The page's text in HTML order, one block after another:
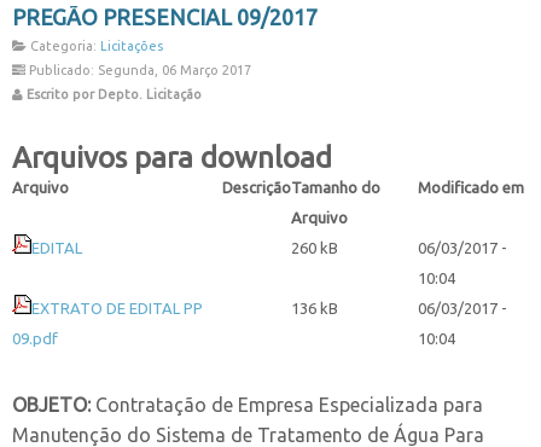
PREGÃO PRESENCIAL 09/2017
Categoria: Licitações
Publicado: Segunda, 06 Março 2017
Escrito por Depto. Licitação
Arquivos para download
Arquivo DescriçãoTamanho do
Arquivo
Modificado em
EDITAL 260 kB
06/03/2017 -
10:04
EXTRATO DE EDITAL PP
09.pdf
136 kB
06/03/2017 -
10:04
OBJETO:Contratação de Empresa Especializada para
Manutenção do Sistema de Tratamento de Água Para